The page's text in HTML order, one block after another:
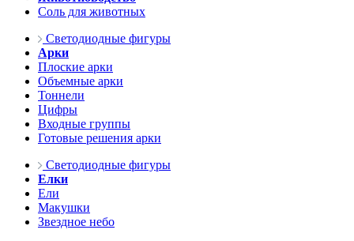
Соль для животных
Светодиодные фигуры
Арки
Плоские арки
Объемные арки
Тоннели
Цифры
Входные группы
Готовые решения арки
Светодиодные фигуры
Елки
Ели
Макушки
Звездное небо